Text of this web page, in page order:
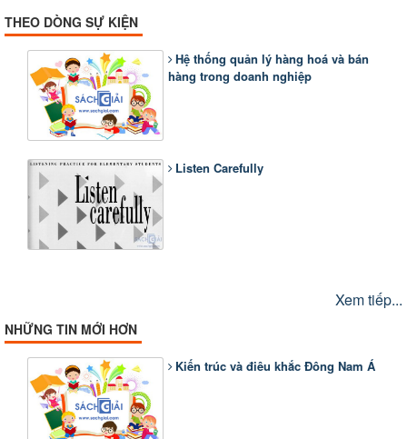
THEO DÒNG SỰ KIỆN
Hệ thống quản lý hàng hoá và bán
hàng trong doanh nghiệp
Listen Carefully
Xem tiếp...
NHỮNG TIN MỚI HƠN
Kiến trúc và điêu khắc Đông Nam Á